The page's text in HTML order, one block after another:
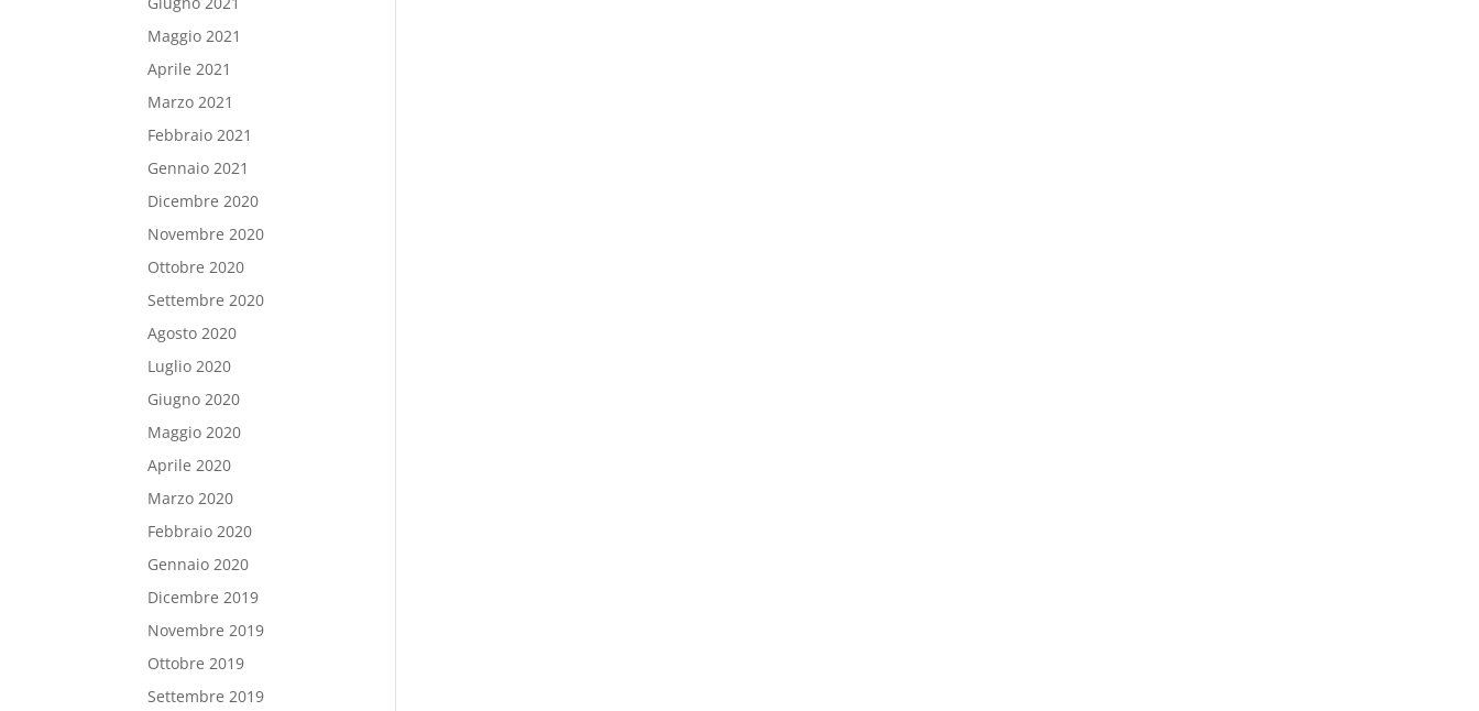
Maggio 2021
Aprile 2021
Marzo 2021
Febbraio 2021
Gennaio 2021
Dicembre 2020
Novembre 2020
Ottobre 2020
Settembre 2020
Agosto 2020
Luglio 2020
Giugno 2020
Maggio 2020
Aprile 2020
Marzo 2020
Febbraio 2020
Gennaio 2020
Dicembre 2019
Novembre 2019
Ottobre 2019
Settembre 2019